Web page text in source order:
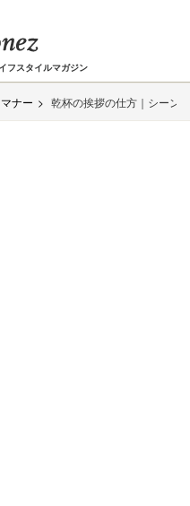
フスタイルマガジン
ナー 乾杯の挨拶の仕方｜シーン